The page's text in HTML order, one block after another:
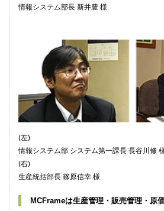
情報システム部長 新井豊 様
(左)
情報システム部 システム第一課長 長谷川修
(右)
生産統括部長 篠原信幸 様
MCFrameは生産管理・販売管理・原